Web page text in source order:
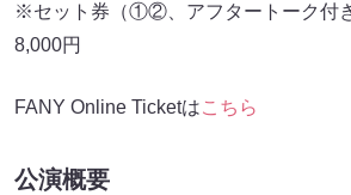
※セット券（①②、アフタートーク付
8,000円
FANY Online Ticketはこちら
公演概要